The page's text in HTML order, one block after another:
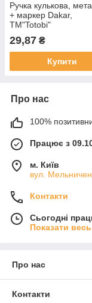
Ручка кулькова,
+ маркер Dakar,
ТМ"Totobi"
29,87 ₴
Купити
Про нас
100%
Працює з
м. Київ
вул.
Контакти
Сьогодні
Показати
Про нас
Контакти